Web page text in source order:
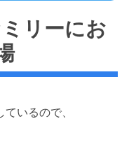
リーにお
いるので、